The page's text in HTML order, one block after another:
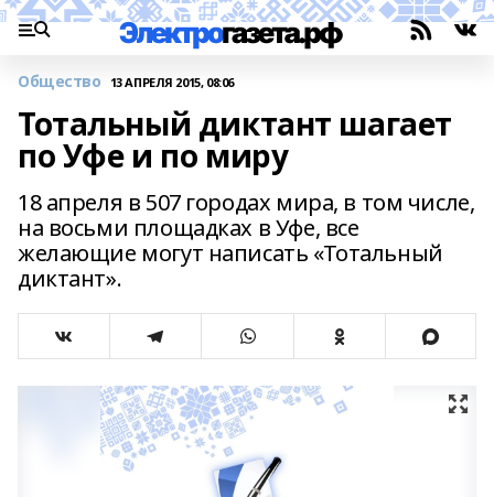
Общество 13 АПРЕЛЯ 2015, 08:06
Тотальный диктант шагает
по Уфе и по миру
18 апреля в 507 городах мира, в том числе,
на восьми площадках в Уфе, все
желающие могут написать «Тотальный
диктант».